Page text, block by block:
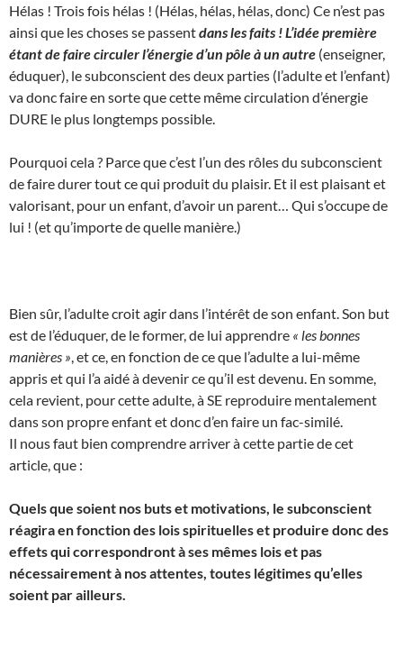
Hélas ! Trois fois hélas ! (Hélas, hélas, hélas, donc) Ce n’est pas
ainsi que les choses se passentdans les faits ! L’idée première
étant de faire circuler l’énergie d’un pôle à un autre (enseigner,
éduquer), le subconscient des deux parties (l’adulte et l’enfant)
va donc faire en sorte que cette même circulation d’énergie
DURE le plus longtemps possible.
Pourquoi cela ? Parce que c’est l’un des rôles du subconscient
de faire durer tout ce qui produit du plaisir. Et il est plaisant et
valorisant, pour un enfant, d’avoir un parent… Qui s’occupe de
lui ! (et qu’importe de quelle manière.)
Bien sûr, l’adulte croit agir dans l’intérêt de son enfant. Son but
est de l’éduquer, de le former, de lui apprendre « les bonnes
manières » , et ce, en fonction de ce que l’adulte a lui-même
appris et qui l’a aidé à devenir ce qu’il est devenu. En somme,
cela revient, pour cette adulte, à SE reproduire mentalement
dans son propre enfant et donc d’en faire un fac-similé.
Il nous faut bien comprendre arriver à cette partie de cet
article, que :
Quels que soient nos buts et motivations, le subconscient
réagira en fonction des lois spirituelles et produire donc des
effets qui correspondront à ses mêmes lois et pas
nécessairement à nos attentes, toutes légitimes qu’elles
soient par ailleurs.